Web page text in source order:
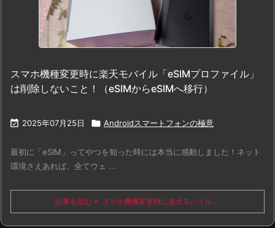
スマホ機種変更時に楽天モバイル「eSIMプロファイル」
は削除しないこと！（eSIMからeSIMへ移行）
 2025年07月25日  Androidスマートフォンの極意
最初に「eSIM」ってやつを知った時には本当に感動しました！ネット
環境さえあれば、全てウェ ...
記事を読む スマホ機種変更時に楽天モバイル ...